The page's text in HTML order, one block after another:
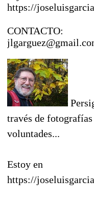
https://
CONTACTO:
través de
voluntades...
Estoy en
https://